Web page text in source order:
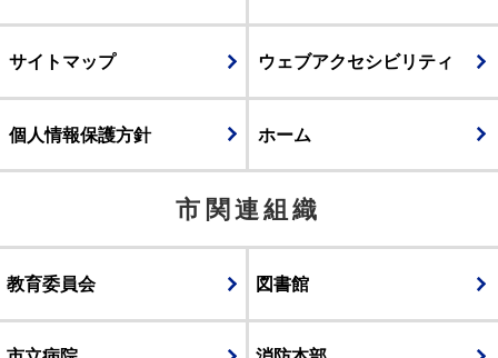
サイトマップ ウェブアクセシビリティ
個人情報保護方針 ホーム
市関連組織
教育委員会 図書館